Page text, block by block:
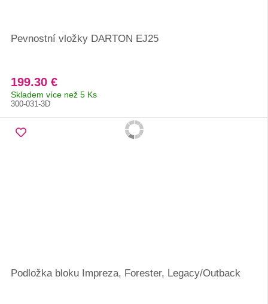
Pevnostní vložky DARTON EJ25
199.30 €
Skladem více než 5 Ks
300-031-3D
Podložka bloku Impreza, Forester, Legacy/Outback